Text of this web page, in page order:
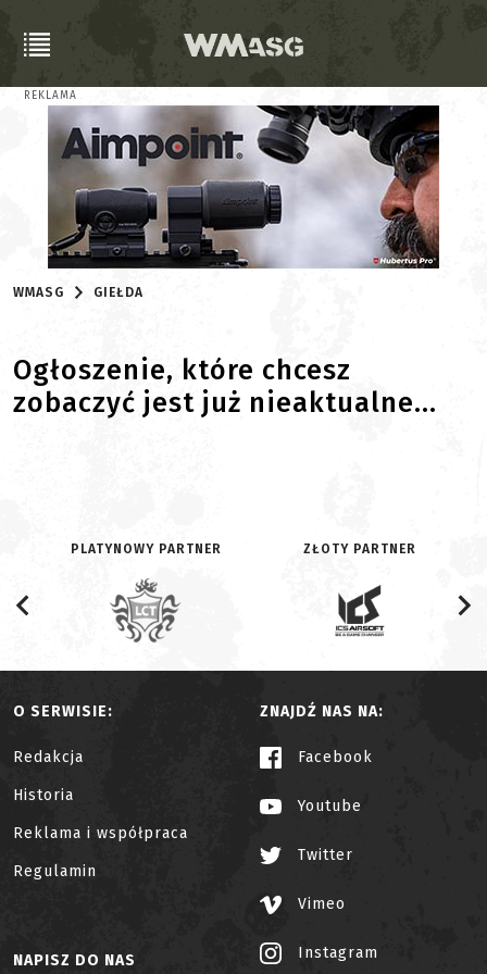
REKLAMA
WMASG GIEŁDA
Ogłoszenie, które chcesz
zobaczyć jest już nieaktualne...
PLATYNOWY PARTNER ZŁOTY PARTNER
O SERWISIE:
Redakcja
Historia
Reklama i współpraca
Regulamin
ZNAJDŹ NAS NA:
Facebook
Youtube
Twitter
Vimeo
Instagram
NAPISZ DO NAS